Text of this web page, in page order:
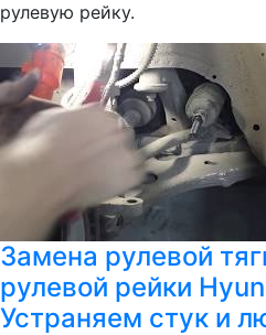
рулевую рейку.
Замена рулевой
рулевой рейки
Устраняем стук и